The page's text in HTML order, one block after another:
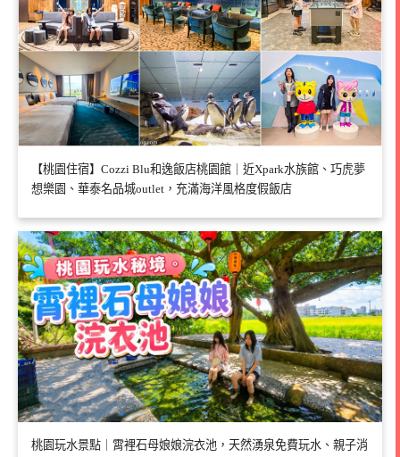
【桃園住宿】Cozzi Blu和逸飯店桃園館｜近Xpark水族館、巧虎夢
想樂園、華泰名品城outlet，充滿海洋風格度假飯店
桃園玩水景點｜霄裡石母娘娘浣衣池，天然湧泉免費玩水、親子消